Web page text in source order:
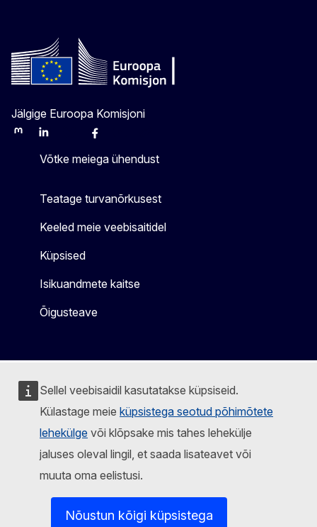
Sellel veebisaidil kasutatakse küpsiseid.
Külastage meie küpsistega seotud põhimõtete
lehekülge või klõpsake mis tahes lehekülje
jaluses oleval lingil, et saada lisateavet või
muuta oma eelistusi.
Nõustun kõigi küpsistega
Jälgige Euroopa Komisjoni
MastodonLinkedInBlueskyFacebook
Võtke meiega ühendust
Teatage turvanõrkusest
Keeled meie veebisaitidel
Küpsised
Isikuandmete kaitse
Õigusteave